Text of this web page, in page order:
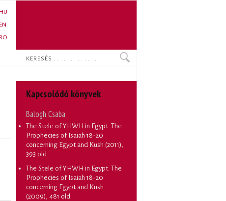
HU
EN
RO
Keresés
Kapcsolódó könyvek
Balogh Csaba
The Stele of YHWH in Egypt: The
Prophecies of Isaiah 18-20
concerning Egypt and Kush (2011),
393 old.
The Stele of YHWH in Egypt. The
Prophecies of Isaiah 18-20
concerning Egypt and Kush
(2009), 481 old.